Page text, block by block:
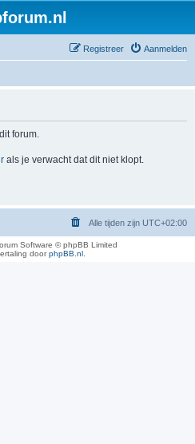
Aanmelden
Registreer
forum.
als je verwacht dat dit niet klopt.
Alle tijden zijn UTC+02:00
Software © phpBB Limited
doorphpBB.nl